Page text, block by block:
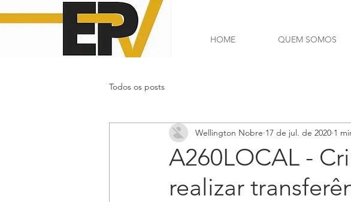
HOME QUEM SOMOS
Todos os posts
A260LOCAL -
realizar
Wellington Nobre 17 de jul. de 2020 1